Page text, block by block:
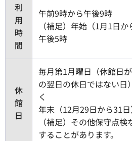
利
用
時
間
午前9時から午後9時
（補足）年始（1月1日
午後5時
休
館
日
毎月第1月曜日（休館日
の翌日の休日ではない
く
年末（12月29日から31日
（補足）その他保守点
することがあります。